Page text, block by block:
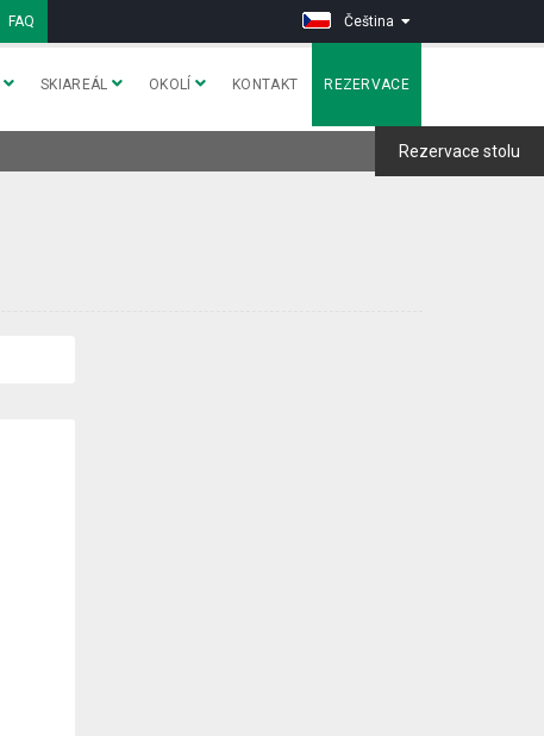
FAQ Čeština
SKIAREÁL OKOLÍ KONTAKT REZERVACE
Rezervace stolu